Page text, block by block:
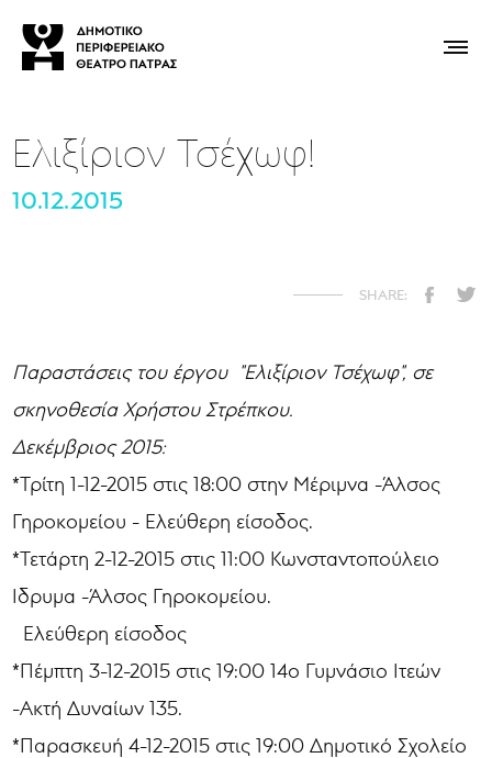
Ελιξίριον Τσέχωφ!
10.12.2015
Παραστάσεις του έργου "Ελιξίριον Τσέχωφ", σε
σκηνοθεσία Χρήστου Στρέπκου.
Δεκέμβριος 2015:
*Τρίτη 1-12-2015 στις 18:00 στην Μέριμνα -Άλσος
Γηροκομείου - Eλεύθερη είσοδος.
*Τετάρτη 2-12-2015 στις 11:00 Κωνσταντοπούλειο
Iδρυμα -Άλσος Γηροκομείου.
Ελεύθερη είσοδος
*Πέμπτη 3-12-2015 στις 19:00 14ο Γυμνάσιο Ιτεών
-Ακτή Δυναίων 135.
*Παρασκευή 4-12-2015 στις 19:00 Δημοτικό Σχολείο